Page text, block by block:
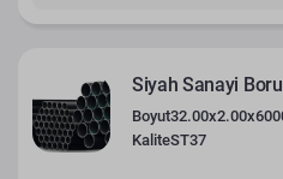
Siyah Sanayi
Boyut
KaliteST37